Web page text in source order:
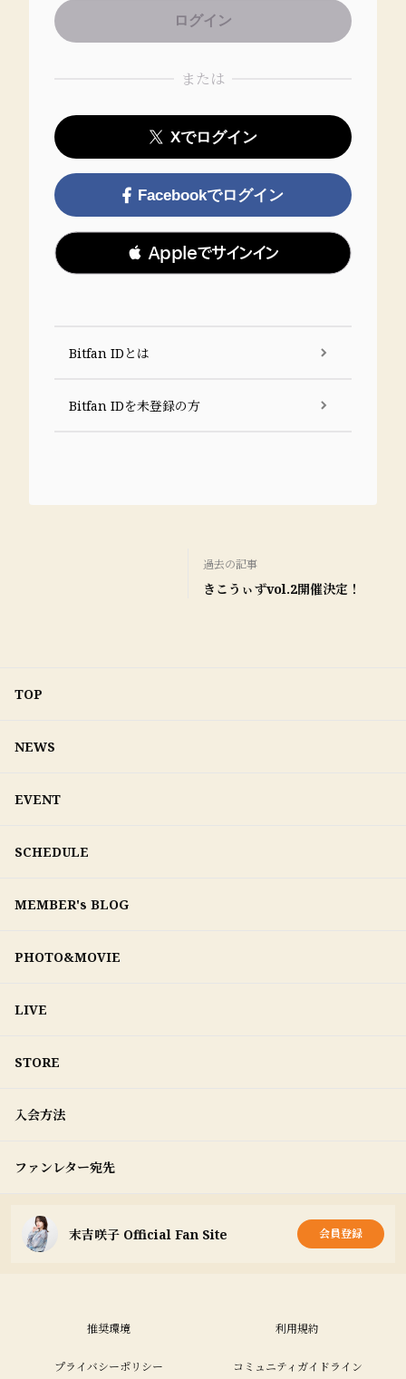
または
Xでログイン
Facebookでログイン
 Appleでサインイン
Bitfan IDとは
Bitfan IDを未登録の方
過去の記事
きこうぃずvol.2開催決定！
TOP
NEWS
EVENT
SCHEDULE
MEMBER's BLOG
PHOTO&MOVIE
LIVE
STORE
入会方法
ファンレター宛先
末吉咲子 Official Fan Site 会員登録
推奨環境 利用規約
プライバシーポリシー コミュニティガイドライン